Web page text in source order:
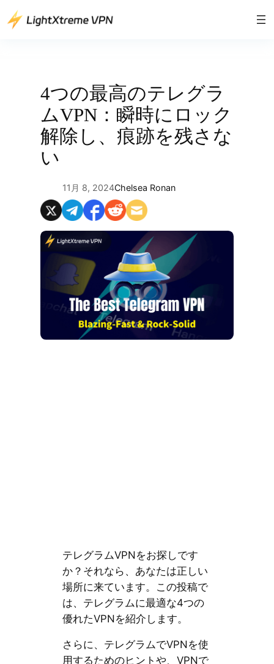
容
4つの最高のテレグラ
ムVPN：瞬時にロック
解除し、痕跡を残さな
い
11月 8, 2024Chelsea Ronan
テレグラムVPNをお探しです
か？それなら、あなたは正しい
場所に来ています。この投稿で
は、テレグラムに最適な4つの
優れたVPNを紹介します。
さらに、テレグラムでVPNを使
用するためのヒントや、VPNで